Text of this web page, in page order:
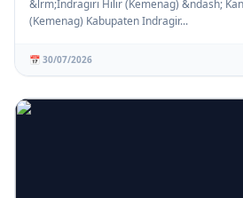
&lrm;Indragiri Hilir (Kemenag) &ndash;
(Kemenag) Kabupaten Indragir...
📅 30/07/2026